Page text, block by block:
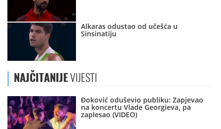
Alkaras odustao od učešća u
Sinsinatiju
NAJČITANIJEVIJESTI
Đoković oduševio publiku: Zapjevao
na koncertu Vlade Georgieva, pa
zaplesao (VIDEO)